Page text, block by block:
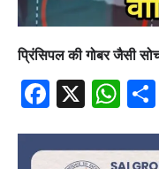
प्रिंसिपल की गोबर जैसी
Facebook
X